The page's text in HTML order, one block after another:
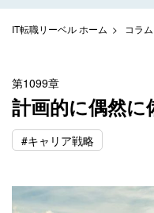
IT転職リーベル ホーム コラ
第1099章
計画的に偶然に
#キャリア戦略